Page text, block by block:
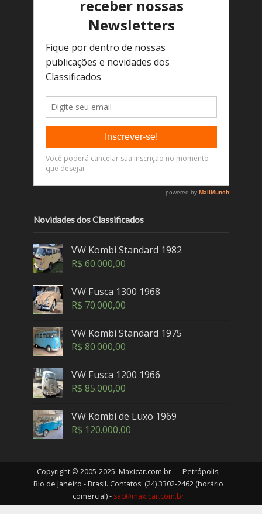
Novidades dos Classificados
VW Kombi Standard 1982
R$60.000,00
VW Fusca 1300 1968
R$70.000,00
VW Kombi Standard 1975
R$80.000,00
VW Fusca 1200 1966
R$85.000,00
VW Kombi de Luxo 1969
R$120.000,00
Rio de Janeiro - Brasil. Contatos: (24) 3302-2462 (horário
sac@maxicar.com.br